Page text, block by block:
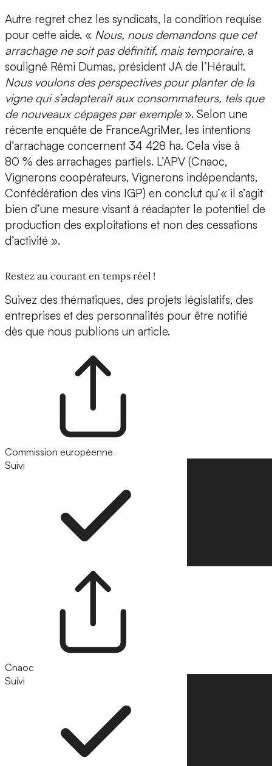
Autre regret chez les syndicats, la condition requise
pour cette aide. « Nous, nous demandons que cet
arrachage ne soit pas définitif, mais temporaire, a
souligné Rémi Dumas, président JA de l’Hérault.
Nous voulons des perspectives pour planter de la
vigne qui s’adapterait aux consommateurs, tels que
de nouveaux cépages par exemple ». Selon une
récente enquête de FranceAgriMer, les intentions
d’arrachage concernent 34 428 ha. Cela vise à
80 % des arrachages partiels. L’APV (Cnaoc,
Vignerons coopérateurs, Vignerons indépendants,
Confédération des vins IGP) en conclut qu’« il s’agit
bien d’une mesure visant à réadapter le potentiel de
production des exploitations et non des cessations
d’activité ».
Restez au courant en temps réel !
Suivez des thématiques, des projets législatifs, des
entreprises et des personnalités pour être notifié
dès que nous publions un article.
Commission européenne
Suivi
Cnaoc
Suivi